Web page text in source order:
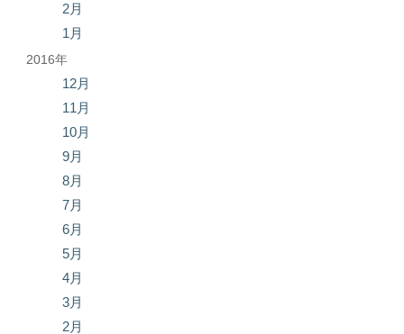
2月
1月
2016年
12月
11月
10月
9月
8月
7月
6月
5月
4月
3月
2月